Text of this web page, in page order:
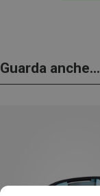
Guarda anche...